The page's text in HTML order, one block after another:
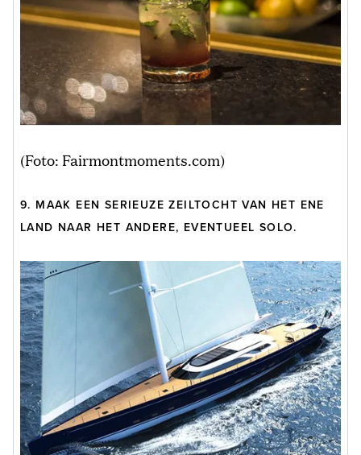
(Foto: Fairmontmoments.com)
9. MAAK EEN SERIEUZE ZEILTOCHT VAN HET ENE
LAND NAAR HET ANDERE, EVENTUEEL SOLO.